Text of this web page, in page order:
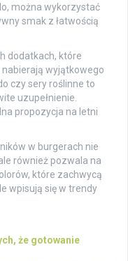
można wykorzystać
smak z łatwością
dodatkach, które
wyjątkowego
czy sery roślinne to
uzupełnienie.
propozycja na letni
w burgerach nie
również pozwala na
które zachwycą
wpisują się w trendy
że gotowanie